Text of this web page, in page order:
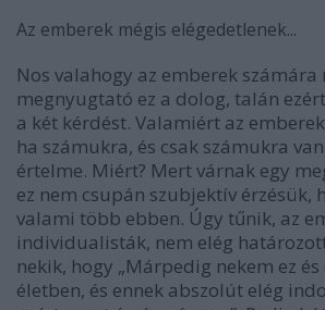
Az emberek mégis elégedetlenek...
Nos valahogy az emberek számára
megnyugtató ez a dolog, talán
a két kérdést. Valamiért az
ha számukra, és csak számukra
értelme. Miért? Mert várnak egy
ez nem csupán szubjektív érzésük,
valami több ebben. Úgy tűnik, az
individualisták, nem elég
nekik, hogy „Márpedig nekem ez és
életben, és ennek abszolút elég